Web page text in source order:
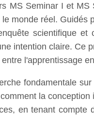
MS Seminar I et
monde réel.
scientifique
intention claire.
l'apprentissage
fondamentale
la
en tenant